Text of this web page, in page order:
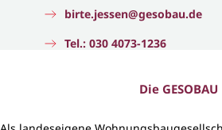
birte.jessen@gesobau.de
Tel.: 030 4073-1236
Die GESOBAU